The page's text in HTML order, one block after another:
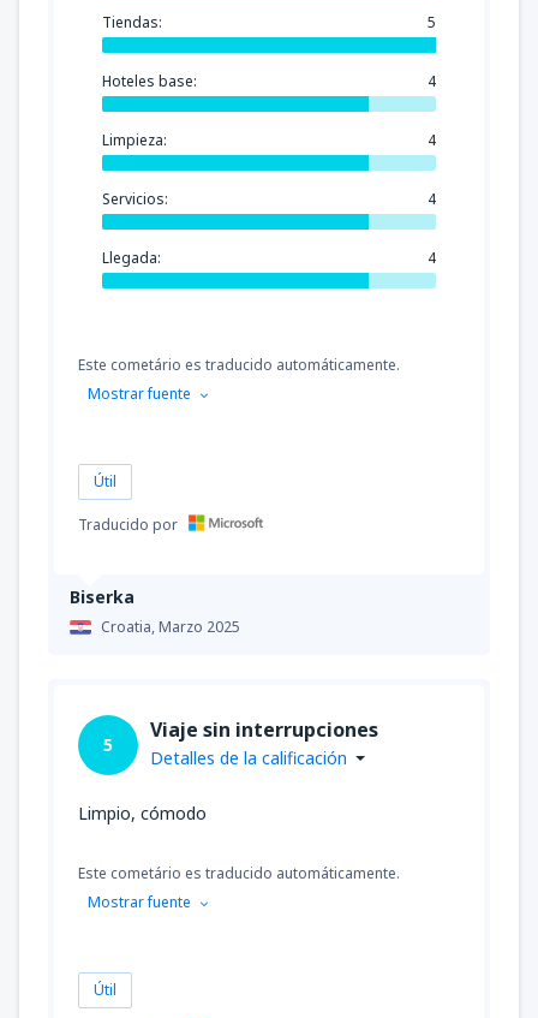
Biserka
Croatia,Marzo 2025
Tiendas: 5
Hoteles base: 4
Limpieza: 4
Servicios: 4
Llegada: 4
Este cometário es traducido automáticamente.
Mostrar fuente
Útil
Traducido por
5
Viaje sin interrupciones
Detalles de la calificación
Limpio, cómodo
Este cometário es traducido automáticamente.
Mostrar fuente
Útil